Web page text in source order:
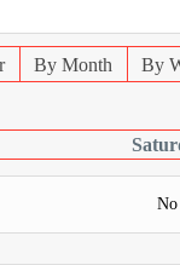
By Month By
No